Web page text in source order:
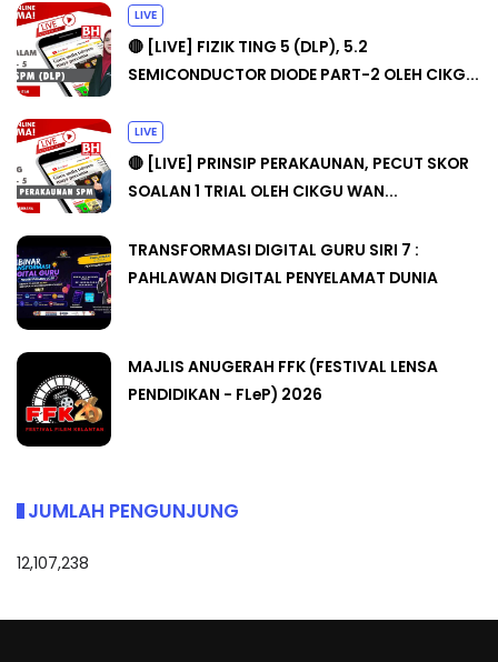
LIVE
🔴 [LIVE] FIZIK TING 5 (DLP), 5.2
SEMICONDUCTOR DIODE PART-2 OLEH CIKG...
LIVE
🔴 [LIVE] PRINSIP PERAKAUNAN, PECUT SKOR
SOALAN 1 TRIAL OLEH CIKGU WAN...
TRANSFORMASI DIGITAL GURU SIRI 7 :
PAHLAWAN DIGITAL PENYELAMAT DUNIA
MAJLIS ANUGERAH FFK (FESTIVAL LENSA
PENDIDIKAN - FLeP) 2026
JUMLAH PENGUNJUNG
12,107,238